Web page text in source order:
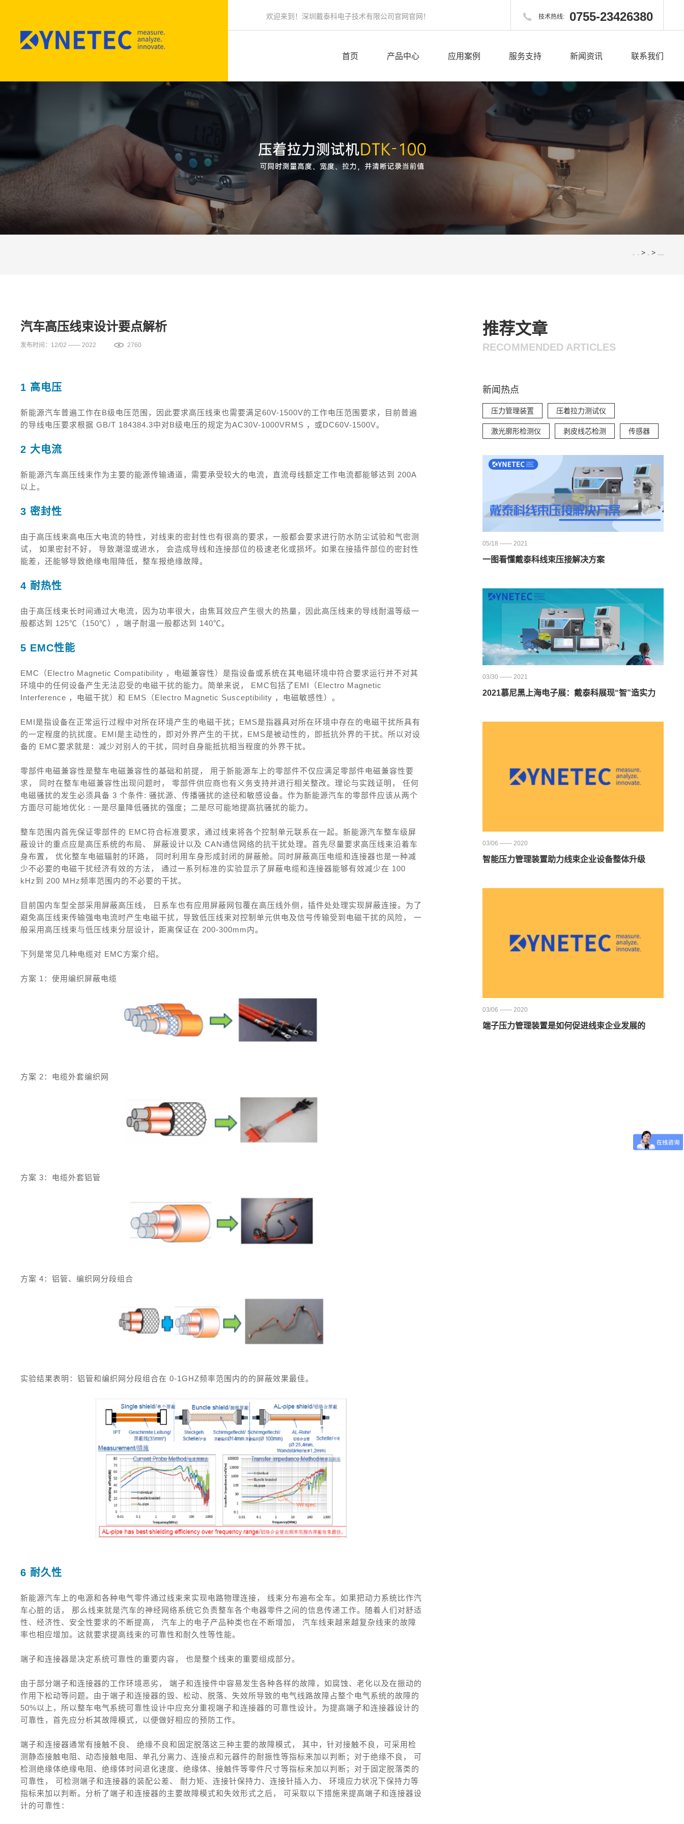
欢迎来到！深圳戴泰科电子技术有限公司官网官网！  技术热线: 0755-23426380
首页 产品中心 应用案例 服务支持 新闻资讯 联系我们
> >
汽车高压线束设计要点解析
发布时间：12/02 —— 2022 2760
1 高电压
新能源汽车普遍工作在B级电压范围，因此要求高压线束也需要满足60V-1500V的工作电压范围要求，目前普遍
的导线电压要求根据 GB/T 184384.3中对B级电压的规定为AC30V-1000VRMS ，或DC60V-1500V。
2 大电流
新能源汽车高压线束作为主要的能源传输通道，需要承受较大的电流，直流母线额定工作电流都能够达到 200A
以上。
3 密封性
由于高压线束高电压大电流的特性，对线束的密封性也有很高的要求，一般都会要求进行防水防尘试验和气密测
试， 如果密封不好， 导致潮湿或进水， 会造成导线和连接部位的极速老化或损坏。如果在接插件部位的密封性
能差，还能够导致绝缘电阻降低，整车报绝缘故障。
4 耐热性
由于高压线束长时间通过大电流，因为功率很大，由焦耳效应产生很大的热量，因此高压线束的导线耐温等级一
般都达到 125℃（150℃），端子耐温一般都达到 140℃。
5 EMC性能
EMC（Electro Magnetic Compatibility ，电磁兼容性）是指设备或系统在其电磁环境中符合要求运行并不对其
环境中的任何设备产生无法忍受的电磁干扰的能力。简单来说， EMC包括了EMI（Electro Magnetic
Interference ，电磁干扰）和 EMS（Electro Magnetic Susceptibility ，电磁敏感性）。
EMI是指设备在正常运行过程中对所在环境产生的电磁干扰；EMS是指器具对所在环境中存在的电磁干扰所具有
的一定程度的抗扰度。EMI是主动性的，即对外界产生的干扰，EMS是被动性的，即抵抗外界的干扰。所以对设
备的 EMC要求就是：减少对别人的干扰，同时自身能抵抗相当程度的外界干扰。
零部件电磁兼容性是整车电磁兼容性的基础和前提， 用于新能源车上的零部件不仅应满足零部件电磁兼容性要
求， 同时在整车电磁兼容性出现问题时， 零部件供应商也有义务支持并进行相关整改。理论与实践证明， 任何
电磁骚扰的发生必须具备 3 个条件: 骚扰源、传播骚扰的途径和敏感设备。作为新能源汽车的零部件应该从两个
方面尽可能地优化 : 一是尽量降低骚扰的强度；二是尽可能地提高抗骚扰的能力。
整车范围内首先保证零部件的 EMC符合标准要求，通过线束将各个控制单元联系在一起。新能源汽车整车级屏
蔽设计的重点应是高压系统的布局、 屏蔽设计以及 CAN通信网络的抗干扰处理。首先尽量要求高压线束沿着车
身布置， 优化整车电磁辐射的环路， 同时利用车身形成封闭的屏蔽舱。同时屏蔽高压电缆和连接器也是一种减
少不必要的电磁干扰经济有效的方法， 通过一系列标准的实验显示了屏蔽电缆和连接器能够有效减少在 100
kHz到 200 MHz频率范围内的不必要的干扰。
目前国内车型全部采用屏蔽高压线， 日系车也有应用屏蔽网包覆在高压线外侧，插件处处理实现屏蔽连接。为了
避免高压线束传输强电电流时产生电磁干扰，导致低压线束对控制单元供电及信号传输受到电磁干扰的风险， 一
般采用高压线束与低压线束分层设计，距离保证在 200-300mm内。
下列是常见几种电缆对 EMC方案介绍。
方案 1：使用编织屏蔽电缆
方案 2：电缆外套编织网
方案 3：电缆外套铝管
方案 4：铝管、编织网分段组合
实验结果表明：铝管和编织网分段组合在 0-1GHZ频率范围内的的屏蔽效果最佳。
6 耐久性
新能源汽车上的电源和各种电气零件通过线束来实现电路物理连接， 线束分布遍布全车。如果把动力系统比作汽
车心脏的话， 那么线束就是汽车的神经网络系统它负责整车各个电器零件之间的信息传递工作。随着人们对舒适
性、经济性、安全性要求的不断提高， 汽车上的电子产品种类也在不断增加， 汽车线束越来越复杂线束的故障
率也相应增加。这就要求提高线束的可靠性和耐久性等性能。
端子和连接器是决定系统可靠性的重要内容， 也是整个线束的重要组成部分。
由于部分端子和连接器的工作环境恶劣， 端子和连接件中容易发生各种各样的故障，如腐蚀、老化以及在振动的
作用下松动等问题。由于端子和连接器的毁、松动、脱落、失效所导致的电气线路故障占整个电气系统的故障的
50%以上，所以整车电气系统可靠性设计中应充分重视端子和连接器的可靠性设计。为提高端子和连接器设计的
可靠性，首先应分析其故障模式，以便做好相应的预防工作。
端子和连接器通常有接触不良、 绝缘不良和固定脱落这三种主要的故障模式， 其中，针对接触不良，可采用检
测静态接触电阻、动态接触电阻、单孔分离力、连接点和元器件的耐振性等指标来加以判断；对于绝缘不良， 可
检测绝缘体绝缘电阻、绝缘体时间退化速度、绝缘体、接触件等零件尺寸等指标来加以判断；对于固定脱落类的
可靠性， 可检测端子和连接器的装配公差、 耐力矩、连接针保持力、连接针插入力、 环境应力状况下保持力等
指标来加以判断。分析了端子和连接器的主要故障模式和失效形式之后， 可采取以下措施来提高端子和连接器设
计的可靠性：
推荐文章
RECOMMENDED ARTICLES
新闻热点
压力管理装置 压着拉力测试仪
激光廓形检测仪 剥皮线芯检测 传感器
05/18 —— 2021
一图看懂戴泰科线束压接解决方案
03/30 —— 2021
2021慕尼黑上海电子展：戴泰科展现“智”造实力
03/06 —— 2020
智能压力管理装置助力线束企业设备整体升级
03/06 —— 2020
端子压力管理装置是如何促进线束企业发展的